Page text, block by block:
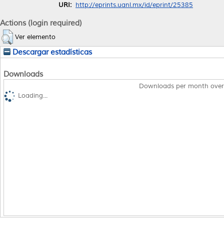
URI: http://eprints.uanl.mx/id/eprint/25385
Actions (login required)
Ver elemento
Descargar estadísticas
Downloads
Downloads per month
Loading...